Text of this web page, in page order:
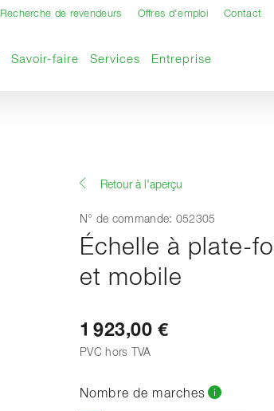
Recherche de revendeurs Offres d'emploi Contact
Savoir-faire Services Entreprise
Retour à l'aperçu
N° de commande: 052305
Échelle à plate-
et mobile
1 923,00 €
PVC hors TVA
Nombre de marches